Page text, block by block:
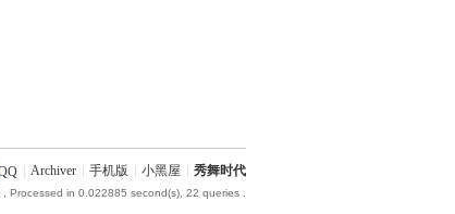
Archiver 手机版 小黑屋 秀舞时代
, Processed in 0.022885 second(s), 22 queries .